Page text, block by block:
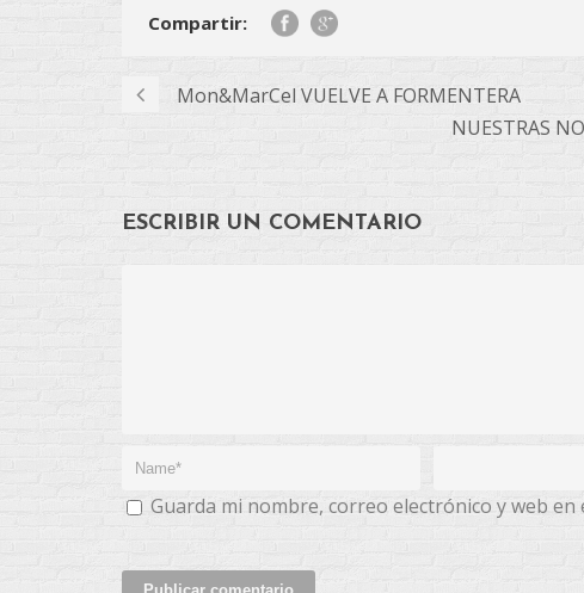
Compartir:
Mon&MarCel VUELVE A FORMENTERA
NUESTRAS
ESCRIBIR UN COMENTARIO
Guarda mi nombre, correo electrónico y web